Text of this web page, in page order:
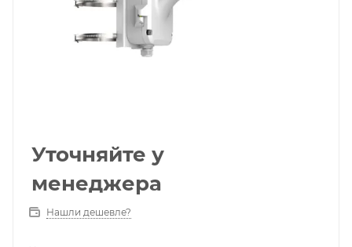
Уточняйте у
менеджера
Нашли дешевле?